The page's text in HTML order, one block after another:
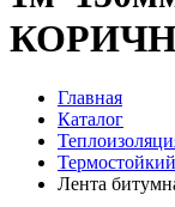
Главная
Каталог
Лента